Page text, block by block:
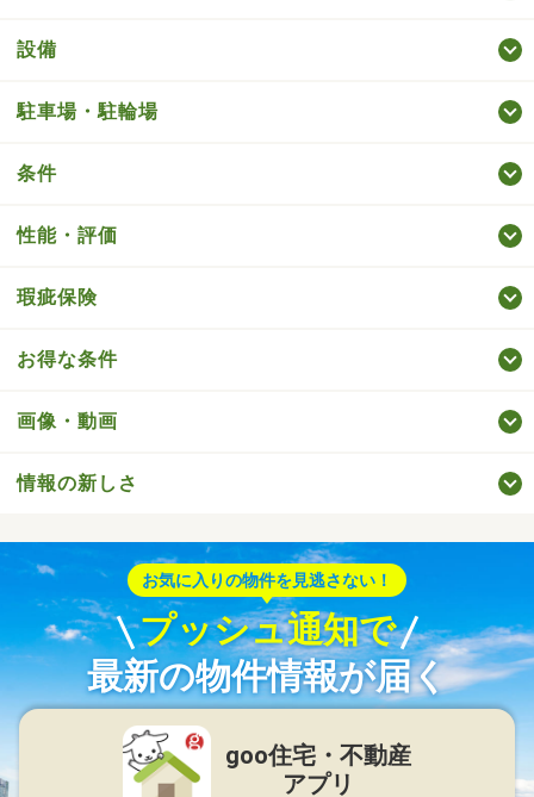
設備
駐車場・駐輪場
条件
性能・評価
瑕疵保険
お得な条件
画像・動画
情報の新しさ
お気に入りの物件を見逃さない！
プッシュ通知で
最新の物件情報が届く
goo住宅・不動産
アプリ